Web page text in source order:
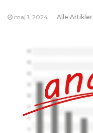
maj 1, 2024 Alle Artikler